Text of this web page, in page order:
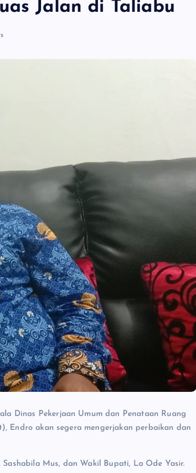
Jalan di Taliabu
Dinas Pekerjaan Umum dan Penataan Ruang
Endro akan segera mengerjakan perbaikan dan
Mus, dan Wakil Bupati, La Ode Yasir.